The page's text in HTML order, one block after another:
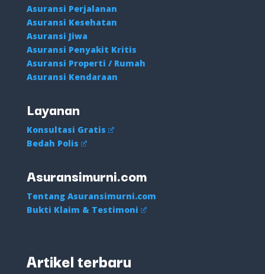
Asuransi Perjalanan
Asuransi Kesehatan
Asuransi Jiwa
Asuransi Penyakit Kritis
Asuransi Properti / Rumah
Asuransi Kendaraan
Layanan
Konsultasi Gratis
Bedah Polis
Asuransimurni.com
Tentang Asuransimurni.com
Bukti Klaim & Testimoni
Artikel terbaru